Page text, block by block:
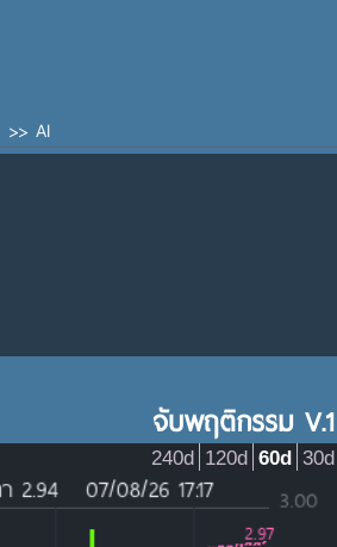
>> AI
จับพฤติกรรม V.1
30d
60d
120d
240d